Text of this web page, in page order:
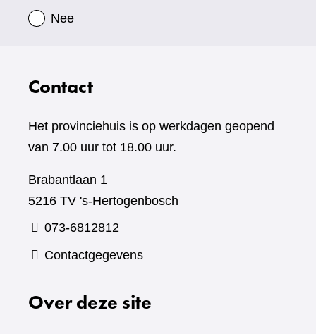
Nee
Contact
Het provinciehuis is op werkdagen geopend
van 7.00 uur tot 18.00 uur.
Brabantlaan 1
5216 TV 's-Hertogenbosch
073-6812812
Contactgegevens
Over deze site